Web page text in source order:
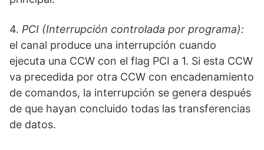
4. PCI (Interrupción controlada por programa):
el canal produce una interrupción cuando
ejecuta una CCW con el flag PCI a 1. Si esta CCW
va precedida por otra CCW con encadenamiento
de comandos, la interrupción se genera después
de que hayan concluido todas las transferencias
de datos.